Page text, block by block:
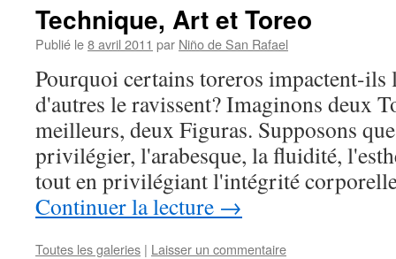
Technique, Art et Toreo
Publié le8 avril 2011 par Niño de San Rafael
Pourquoi certains toreros impactent-ils
d'autres le ravissent? Imaginons deux
meilleurs, deux Figuras. Supposons
privilégier, l'arabesque, la fluidité,
tout en privilégiant l'intégrité
Continuer la lecture →
Toutes les galeries | Laisser un commentaire